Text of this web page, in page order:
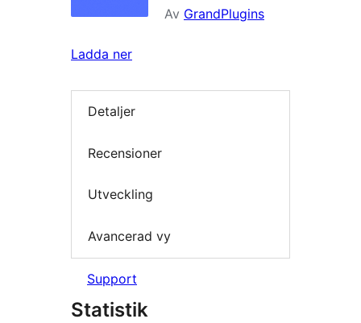
Av GrandPlugins
Ladda ner
Detaljer
Recensioner
Utveckling
Avancerad vy
Support
Statistik